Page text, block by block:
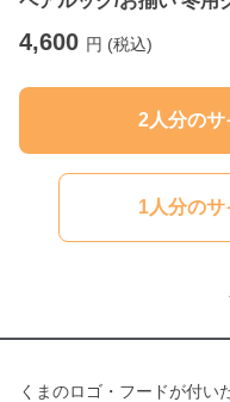
4,600 円 (税込)
2人分のサ
1人分の
くまのロゴ・フードが付い